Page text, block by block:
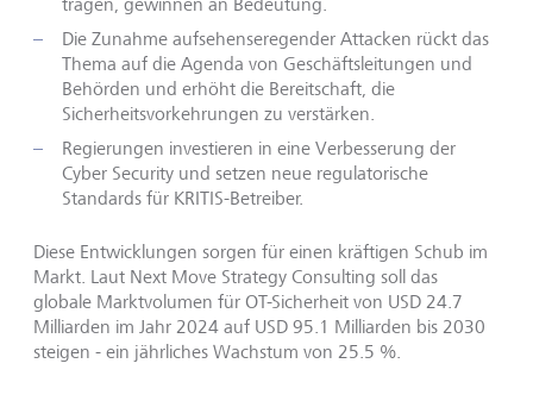
Die Zunahme aufsehenseregender Attacken rückt das
Thema auf die Agenda von Geschäftsleitungen und
Behörden und erhöht die Bereitschaft, die
Sicherheitsvorkehrungen zu verstärken.
Regierungen investieren in eine Verbesserung der
Cyber Security und setzen neue regulatorische
Standards für KRITIS-Betreiber.
Diese Entwicklungen sorgen für einen kräftigen Schub im
Markt. Laut Next Move Strategy Consulting soll das
globale Marktvolumen für OT-Sicherheit von USD 24.7
Milliarden im Jahr 2024 auf USD 95.1 Milliarden bis 2030
steigen - ein jährliches Wachstum von 25.5 %.